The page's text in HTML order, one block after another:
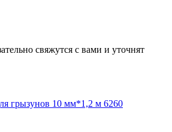
свяжутся с вами и уточнят